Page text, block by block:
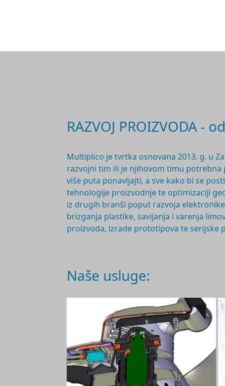
RAZVOJ PROIZVODA -
Multiplico je tvrtka osnovana 2013. g. u
razvojni tim ili je njihovom timu potrebna
više puta ponavljajti, a sve kako bi se
tehnologije proizvodnje te optimizaciji
iz drugih branši poput razvoja
brizganja plastike, savijanja i varenja
proizvoda, izrade prototipova te serijske
Naše usluge: